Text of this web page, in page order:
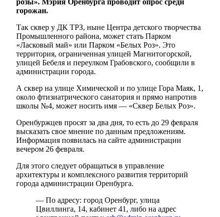
розы». Мэрия Оренбурга проводит опрос среди
горожан.
Так сквер у ДК ТРЗ, ныне Центра детского творчества
Промышленного района, может стать Парком
«Ласковый май» или Парком «Белых Роз». Это
территория, ограниченная улицей Магнитогорской,
улицей Бебеля и переулком Грабовского, сообщили в
администрации города.
А сквер на улице Химической и по улице Гора Маяк, 1,
около фтизиатрического санатория и прямо напротив
школы №4, может носить имя — «Сквер Белых Роз».
Оренбуржцев просят за два дня, то есть до 29 февраля
высказать свое мнение по данным предложениям.
Информация появилась на сайте администрации
вечером 26 февраля.
Для этого следует обращаться в управление
архитектуры и комплексного развития территорий
города администрации Оренбурга.
— По адресу: город Оренбург, улица
Цвиллинга, 14, кабинет 41, либо на адрес